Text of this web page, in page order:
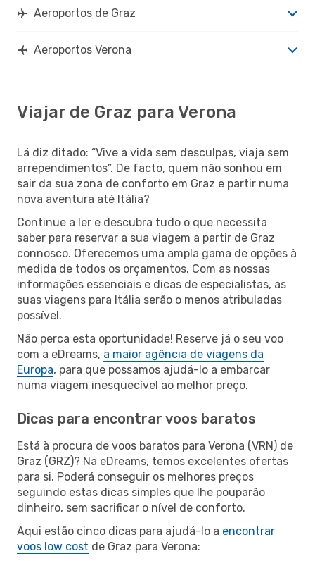
Aeroportos de Graz
Aeroportos Verona
Viajar de Graz para Verona
Lá diz ditado: “Vive a vida sem desculpas, viaja sem
arrependimentos”. De facto, quem não sonhou em
sair da sua zona de conforto em Graz e partir numa
nova aventura até Itália?
Continue a ler e descubra tudo o que necessita
saber para reservar a sua viagem a partir de Graz
connosco. Oferecemos uma ampla gama de opções à
medida de todos os orçamentos. Com as nossas
informações essenciais e dicas de especialistas, as
suas viagens para Itália serão o menos atribuladas
possível.
Não perca esta oportunidade! Reserve já o seu voo
com a eDreams, a maior agência de viagens da
Europa, para que possamos ajudá-lo a embarcar
numa viagem inesquecível ao melhor preço.
Dicas para encontrar voos baratos
Está à procura de voos baratos para Verona (VRN) de
Graz (GRZ)? Na eDreams, temos excelentes ofertas
para si. Poderá conseguir os melhores preços
seguindo estas dicas simples que lhe pouparão
dinheiro, sem sacrificar o nível de conforto.
Aqui estão cinco dicas para ajudá-lo a encontrar
voos low cost de Graz para Verona: